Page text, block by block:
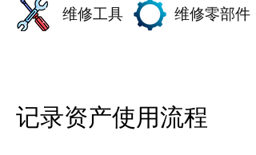
维修工具 维修零部件
记录资产使用流程